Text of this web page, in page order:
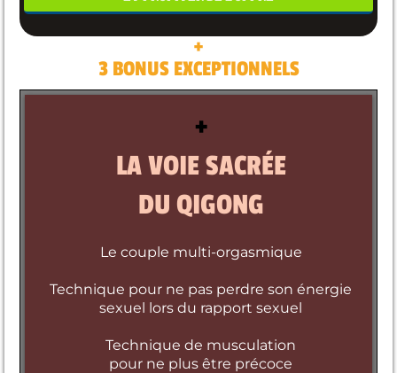
+
3 BONUS EXCEPTIONNELS
+
LA VOIE SACRÉE
DU QIGONG
Le couple multi-orgasmique
Technique pour ne pas perdre son énergie
sexuel lors du rapport sexuel
Technique de musculation
pour ne plus être précoce